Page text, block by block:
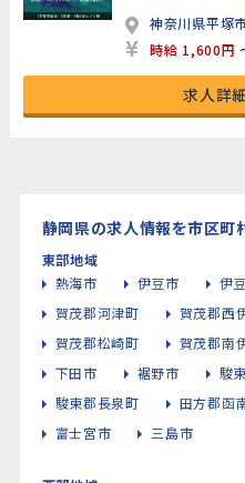
神奈川県平塚
時給 1,600円
求人詳
静岡県の求人情報を市区町
東部地域
熱海市
伊豆市 伊
賀茂郡河津町
賀茂郡西
賀茂郡松崎町
賀茂郡南
下田市
裾野市 駿
駿東郡長泉町
田方郡函
富士宮市
三島市